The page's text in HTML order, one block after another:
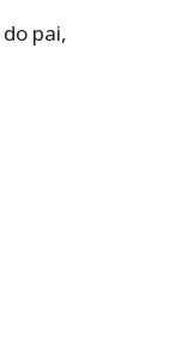
pai,